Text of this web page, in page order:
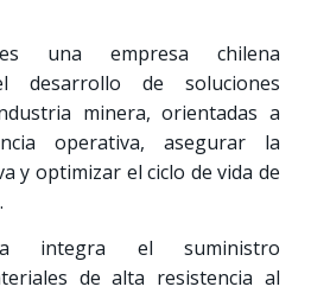
una empresa chilena
desarrollo de soluciones
minera, orientadas a
operativa, asegurar la
y optimizar el ciclo de vida de
integra el suministro
de alta resistencia al